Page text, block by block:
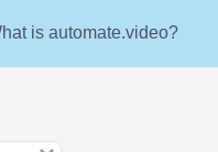
is automate.video?